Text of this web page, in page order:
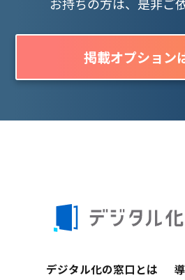
掲載オプション
デジタル化の窓口とは